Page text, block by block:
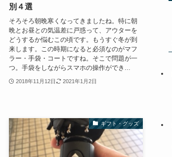
別４選
そろそろ朝晩寒くなってきましたね。特に朝
晩とお昼との気温差に戸惑って、アウターを
どうするか悩むこの頃です。もうすぐ冬が到
来します。この時期になると必須なのがマフ
ラー・手袋・コートですね。そこで問題が一
つ。手袋をしながらスマホの操作ができ...
2018年11月12日 2021年1月2日
ギフト・グッズ